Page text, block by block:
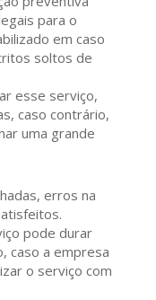
para o
em caso
soltos de
esse serviço,
caso contrário,
uma grande
erros na
pode durar
caso a empresa
o serviço com